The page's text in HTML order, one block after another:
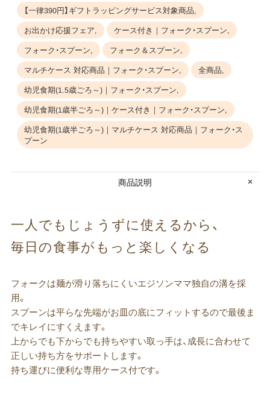
【一律390円】ギフトラッピングサービス対象商品,
お出かけ応援フェア, ケース付き｜フォーク・スプーン,
フォーク・スプーン, フォーク＆スプーン,
マルチケース 対応商品｜フォーク・スプーン, 全商品,
幼児食期(1.5歳ごろ～)｜フォーク・スプーン,
幼児食期(1歳半ごろ～)｜ケース付き｜フォーク・スプーン,
幼児食期(1歳半ごろ～)｜マルチケース 対応商品｜フォーク・ス
プーン
商品説明
一人でもじょうずに​使えるから、
毎日の​食事が​もっと​楽しくなる
フォークは麺が滑り落ちにくいエジソンママ独自の溝を採
用。
スプーンは平らな先端がお皿の底にフィットするので最後ま
でキレイにすくえます。
上からでも下からでも持ちやすい取っ手は、成長に合わせて
正しい持ち方をサポートします。
持ち運びに便利な専用ケース付です。